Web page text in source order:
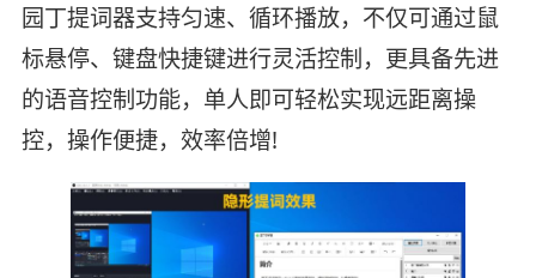
园丁提词器支持匀速、循环播放，不仅可通过鼠
标悬停、键盘快捷键进行灵活控制，更具备先进
的语音控制功能，单人即可轻松实现远距离操
控，操作便捷，效率倍增!